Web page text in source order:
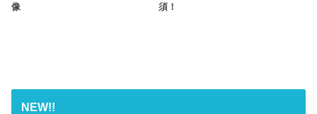
像
須！
NEW!!